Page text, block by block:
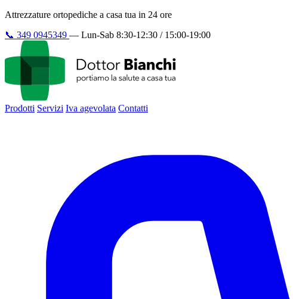
Attrezzature ortopediche a casa tua in 24 ore
📞 349 0945349 — Lun-Sab 8:30-12:30 / 15:00-19:00
Prodotti Servizi Iva agevolata Contatti